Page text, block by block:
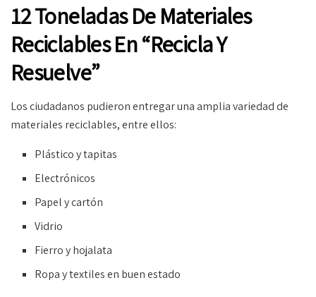
12 Toneladas De Materiales
Reciclables En “Recicla Y
Resuelve”
Los ciudadanos pudieron entregar una amplia variedad de
materiales reciclables, entre ellos:
Plástico y tapitas
Electrónicos
Papel y cartón
Vidrio
Fierro y hojalata
Ropa y textiles en buen estado